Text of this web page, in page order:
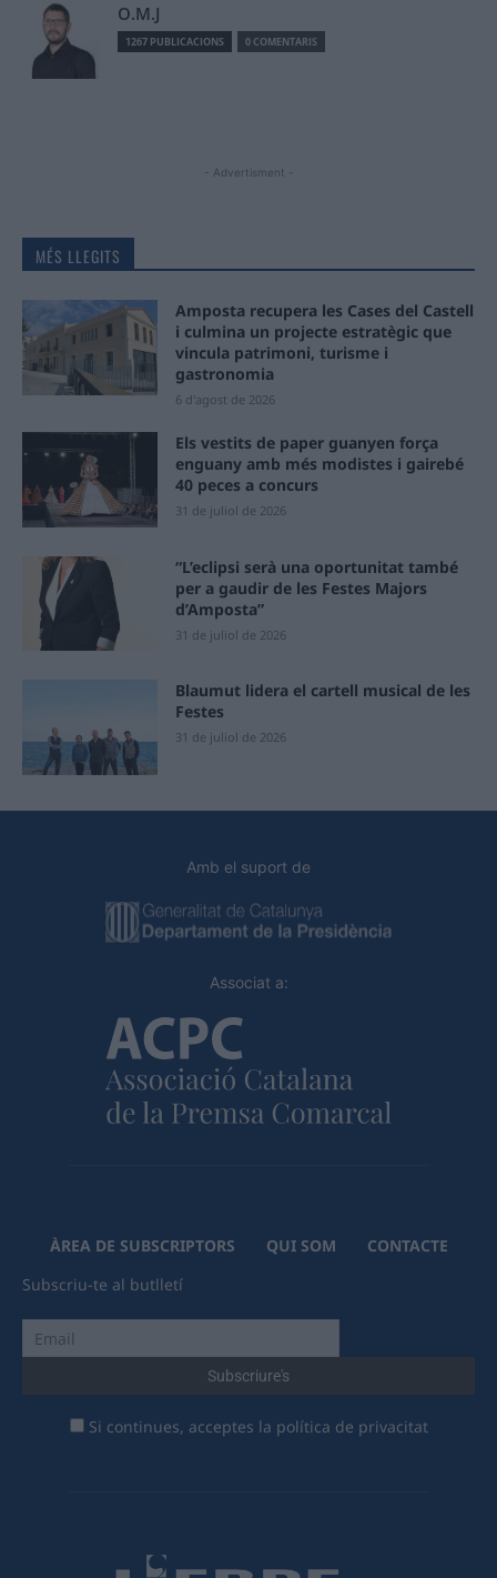
O.M.J
1267 PUBLICACIONS 0 COMENTARIS
- Advertisment -
MÉS LLEGITS
Amposta recupera les Cases del Castell
i culmina un projecte estratègic que
vincula patrimoni, turisme i
gastronomia
6 d'agost de 2026
Els vestits de paper guanyen força
enguany amb més modistes i gairebé
40 peces a concurs
31 de juliol de 2026
“L’eclipsi serà una oportunitat també
per a gaudir de les Festes Majors
d’Amposta”
31 de juliol de 2026
Blaumut lidera el cartell musical de les
Festes
31 de juliol de 2026
Amb el suport de
Associat a:
ÀREA DE SUBSCRIPTORS QUI SOM
CONTACTE
Subscriu-te al butlletí
Si continues, acceptes la política de privacitat